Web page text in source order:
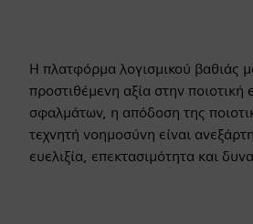
Η πλατφόρμα λογισμικού βαθιάς
προστιθέμενη αξία στην
σφαλμάτων, η απόδοση της
τεχνητή νοημοσύνη είναι
ευελιξία, επεκτασιμότητα και